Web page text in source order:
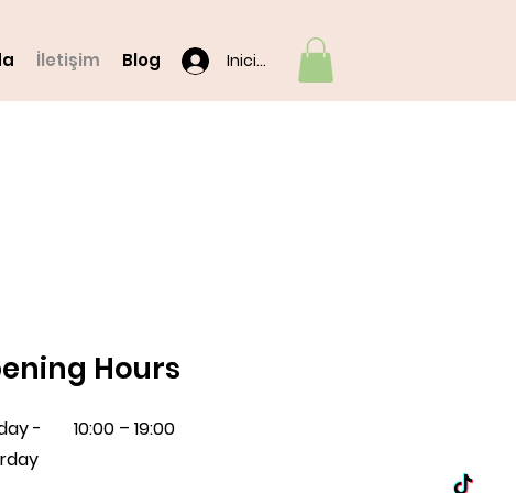
Iniciar sesión
İletişim Blog
Hours
-
10:00 – 19:00